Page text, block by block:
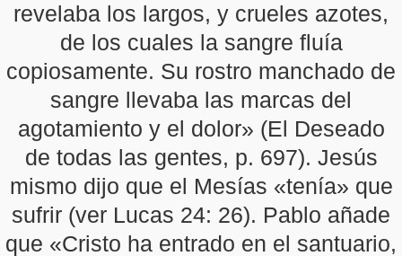
revelaba los largos, y crueles azotes,
de los cuales la sangre fluía
copiosamente. Su rostro manchado de
sangre llevaba las marcas del
agotamiento y el dolor» (El Deseado
de todas las gentes, p. 697). Jesús
mismo dijo que el Mesías «tenía» que
sufrir (ver Lucas 24: 26). Pablo añade
que «Cristo ha entrado en el santuario,